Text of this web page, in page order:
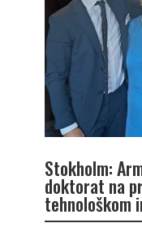
Stokholm:
doktorat na
tehnološkom